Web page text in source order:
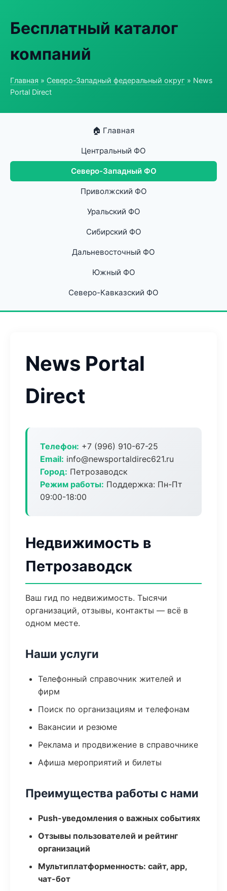
Бесплатный каталог
компаний
Главная » Северо-Западный федеральный округ » News
Portal Direct
🏠 Главная
Центральный ФО
Северо-Западный ФО
Приволжский ФО
Уральский ФО
Сибирский ФО
Дальневосточный ФО
Южный ФО
Северо-Кавказский ФО
News Portal
Direct
Телефон: +7 (996) 910-67-25
Email: info@newsportaldirec621.ru
Город: Петрозаводск
Режим работы: Поддержка: Пн-Пт
09:00-18:00
Недвижимость в
Петрозаводск
Ваш гид по недвижимость. Тысячи
организаций, отзывы, контакты — всё в
одном месте.
Наши услуги
Телефонный справочник жителей и
фирм
Поиск по организациям и телефонам
Вакансии и резюме
Реклама и продвижение в справочнике
Афиша мероприятий и билеты
Преимущества работы с нами
Push-уведомления о важных событиях
Отзывы пользователей и рейтинг
организаций
Мультиплатформенность: сайт, app,
чат-бот